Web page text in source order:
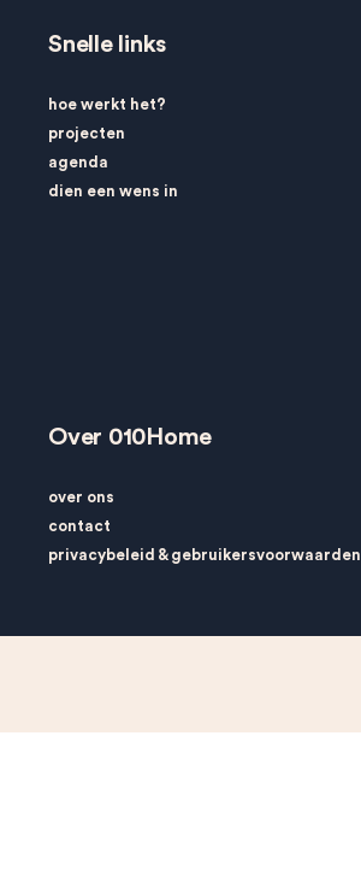
Snelle links
hoe werkt het?
projecten
agenda
dien een wens in
Over 010Home
over ons
contact
privacybeleid & gebruikersvoorwaarden